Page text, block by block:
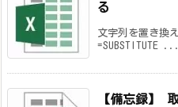
る
文字列を置き
=SUBSTITUTE ...
【備忘録】